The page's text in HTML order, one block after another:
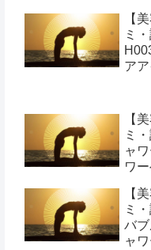
を
【
ミ
ア
【
ミ
ャ
ワ
【
ミ
バ
ャ